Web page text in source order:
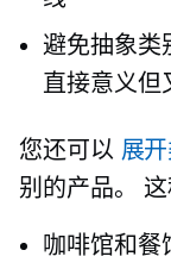
避免抽象类
直接意义但
您还可以 展开
别的产品。 这
咖啡馆和餐